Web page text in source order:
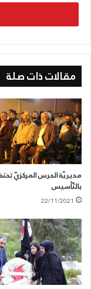
مقالات ذات صلة
مديريّة الحرس المركزيّ
بالتّأسيس
22/11/2021